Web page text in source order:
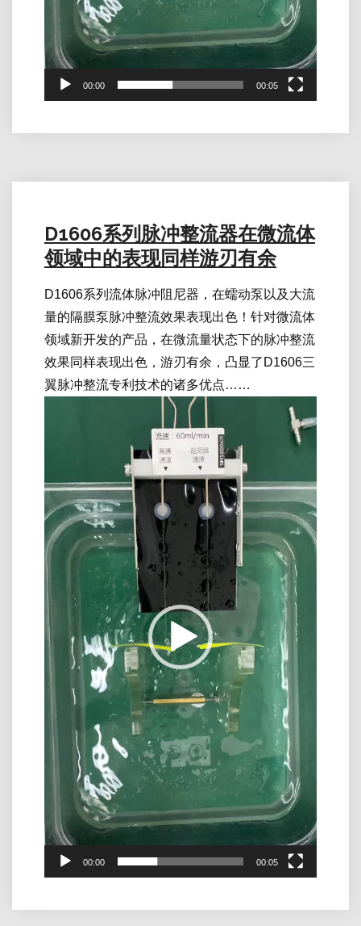
00:00 00:05
D1606系列脉冲整流器在微流体
领域中的表现同样游刃有余
D1606系列流体脉冲阻尼器，在蠕动泵以及大流
量的隔膜泵脉冲整流效果表现出色！针对微流体
领域新开发的产品，在微流量状态下的脉冲整流
效果同样表现出色，游刃有余，凸显了D1606三
翼脉冲整流专利技术的诸多优点……
器
00:00 00:05